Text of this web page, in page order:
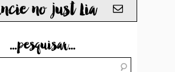
no just Lia
...pesquisar...